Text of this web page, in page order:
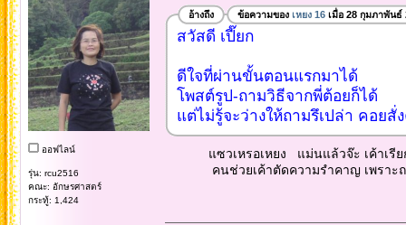
ออฟไลน์
รุ่น: rcu2516
คณะ: อักษรศาสตร์
กระทู้: 1,424
อ้างถึง ข้อความของ เหยง 16เมื่อ 28 กุมภาพันธ์
สวัสดี เปี๊ยก
ดีใจที่ผ่านขั้นตอนแรกมาได้
โพสต์รูป-ถามวิธีจากพี่ต้อยก็ได้
แต่ไม่รู้จะว่างให้ถามรึเปล่า คอย
แซวเหรอเหยง แม่นแล้วจ๊ะ เค้าเรียก
คนช่วยเค้าตัดความรำคาญ เพราะถา